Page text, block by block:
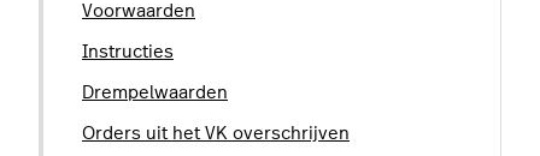
Voorwaarden
Instructies
Drempelwaarden
Orders uit het VK overschrijven